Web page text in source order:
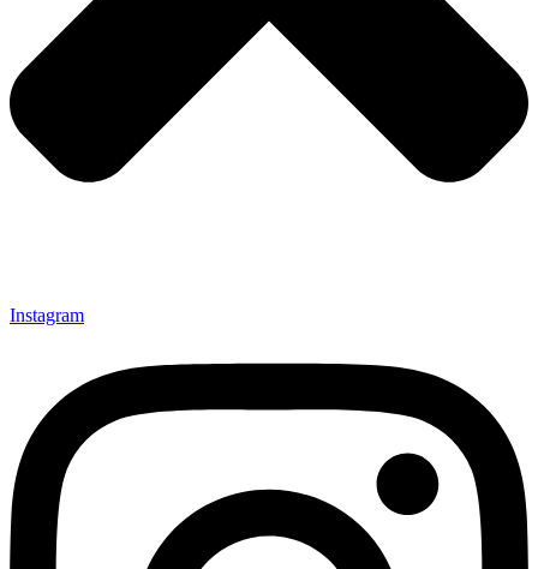
Instagram